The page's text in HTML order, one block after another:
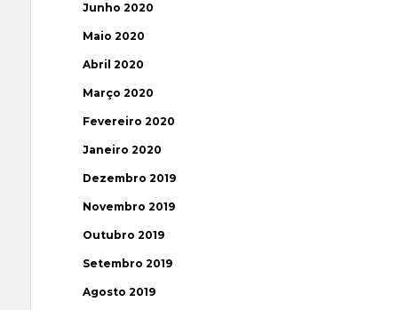
Junho 2020
Maio 2020
Abril 2020
Março 2020
Fevereiro 2020
Janeiro 2020
Dezembro 2019
Novembro 2019
Outubro 2019
Setembro 2019
Agosto 2019